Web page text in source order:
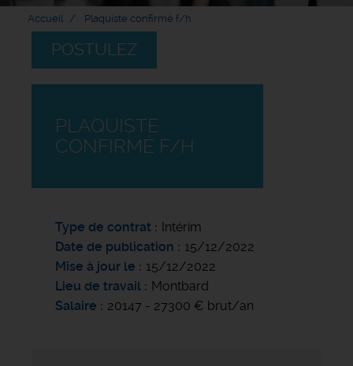
Accueil Plaquiste confirmé f/h
POSTULEZ
PLAQUISTE
CONFIRMÉ F/H
Type de contrat
Intérim
Date de publication
15/12/2022
Mise à jour le
15/12/2022
Lieu de travail
Montbard
Salaire
20147 - 27300 € brut/an